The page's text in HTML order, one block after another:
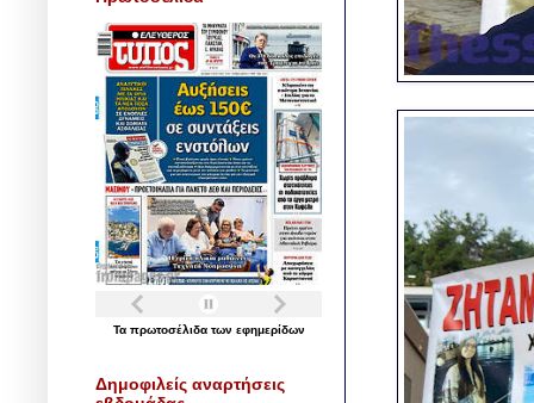
Τα πρωτοσέλιδα των εφημερίδων
Δημοφιλείς αναρτήσεις